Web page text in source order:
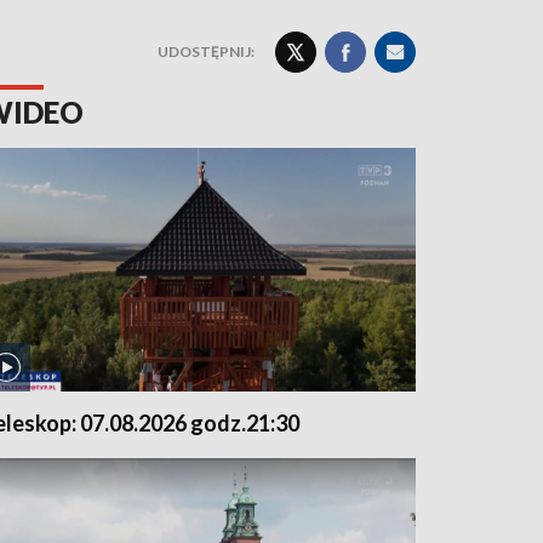
UDOSTĘPNIJ:
07.08.2026 godz.21:30